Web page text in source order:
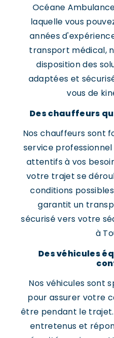
Océane
laquelle vous
années
transport médical,
disposition des
adaptées et
vous de
Des chauffeurs
Nos chauffeurs sont
service
attentifs à vos
votre trajet se
conditions
garantit un
sécurisé vers votre
à
Des véhicules
Nos véhicules sont
pour assurer votre
être pendant le
entretenus et